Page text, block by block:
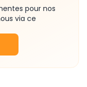
pour nos
via ce